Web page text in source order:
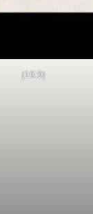
(16:9)